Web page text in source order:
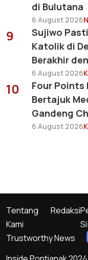
di Bulutana
6 August 2026
9
Sujiwo
Katolik di
Berakhir
6 August 2026
10
Four Points
Bertajuk
Gandeng
6 August 2026
Trustworthy News
Tentang
Kami
Redaksi